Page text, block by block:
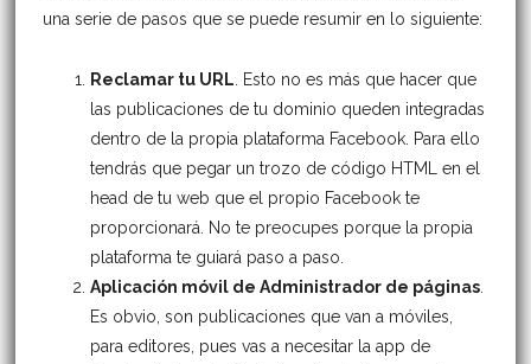
una serie de pasos que se puede resumir en lo siguiente:
Reclamar tu URL . Esto no es más que hacer que
las publicaciones de tu dominio queden integradas
dentro de la propia plataforma Facebook. Para ello
tendrás que pegar un trozo de código HTML en el
head de tu web que el propio Facebook te
proporcionará. No te preocupes porque la propia
plataforma te guiará paso a paso.
Aplicación móvil de Administrador de páginas.
Es obvio, son publicaciones que van a móviles,
para editores, pues vas a necesitar la app de